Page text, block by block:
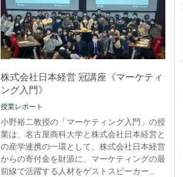
株式会社日本経営 冠講座《マーケティ
ング入門》
授業レポート
小野裕二教授の「マーケティング入門」の授
業は、名古屋商科大学と株式会社日本経営と
の産学連携の一環として、株式会社日本経営
からの寄付金を財源に、マーケティングの最
前線で活躍する人材をゲストスピーカー...